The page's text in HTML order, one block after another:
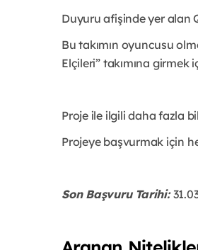
Duyuru afişinde yer alan
Bu takımın oyuncusu
Elçileri” takımına girmek
Proje ile ilgili daha fazla
Projeye başvurmak için
Son Başvuru Tarihi: